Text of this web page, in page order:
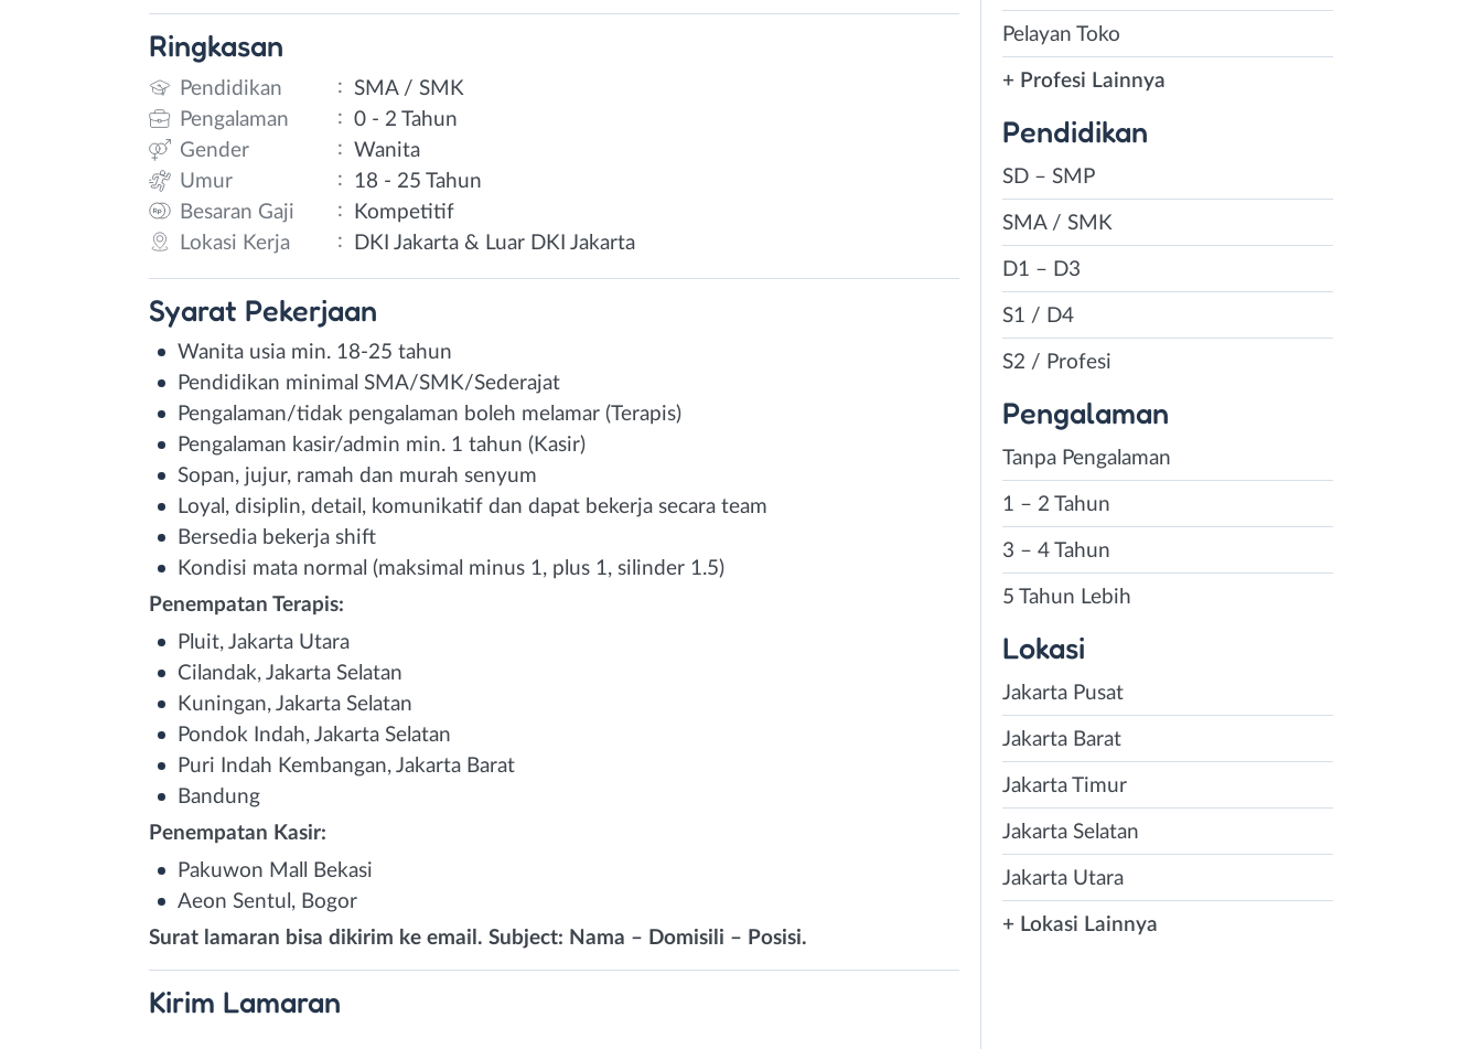
Ringkasan
Pendidikan : SMA / SMK
Pengalaman
: 0 - 2 Tahun
Gender
: Wanita
Umur
:
18 - 25 Tahun
Besaran Gaji
:
Kompetitif
Lokasi Kerja
: DKI Jakarta & Luar DKI Jakarta
Syarat Pekerjaan
Wanita usia min. 18-25 tahun
Pendidikan minimal SMA/SMK/Sederajat
Pengalaman/tidak pengalaman boleh melamar (Terapis)
Pengalaman kasir/admin min. 1 tahun (Kasir)
Sopan, jujur, ramah dan murah senyum
Loyal, disiplin, detail, komunikatif dan dapat bekerja secara team
Bersedia bekerja shift
Kondisi mata normal (maksimal minus 1, plus 1, silinder 1.5)
Penempatan Terapis:
Pluit, Jakarta Utara
Cilandak, Jakarta Selatan
Kuningan, Jakarta Selatan
Pondok Indah, Jakarta Selatan
Puri Indah Kembangan, Jakarta Barat
Bandung
Penempatan Kasir:
Pakuwon Mall Bekasi
Aeon Sentul, Bogor
Surat lamaran bisa dikirim ke email. Subject: Nama – Domisili – Posisi.
Kirim Lamaran
Pelayan Toko
+ Profesi Lainnya
Pendidikan
SD – SMP
SMA / SMK
D1 – D3
S1 / D4
S2 / Profesi
Pengalaman
Tanpa Pengalaman
1 – 2 Tahun
3 – 4 Tahun
5 Tahun Lebih
Lokasi
Jakarta Pusat
Jakarta Barat
Jakarta Timur
Jakarta Selatan
Jakarta Utara
+ Lokasi Lainnya